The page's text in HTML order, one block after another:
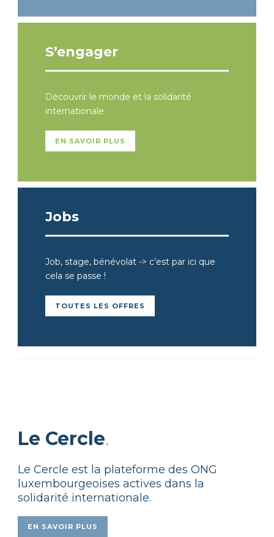
S’engager
Découvrir le monde et la solidarité
internationale
EN SAVOIR PLUS
Jobs
Job, stage, bénévolat -> c’est par ici que
cela se passe !
TOUTES LES OFFRES
Le Cercle.
Le Cercle est la plateforme des ONG
luxembourgeoises actives dans la
solidarité internationale.
EN SAVOIR PLUS